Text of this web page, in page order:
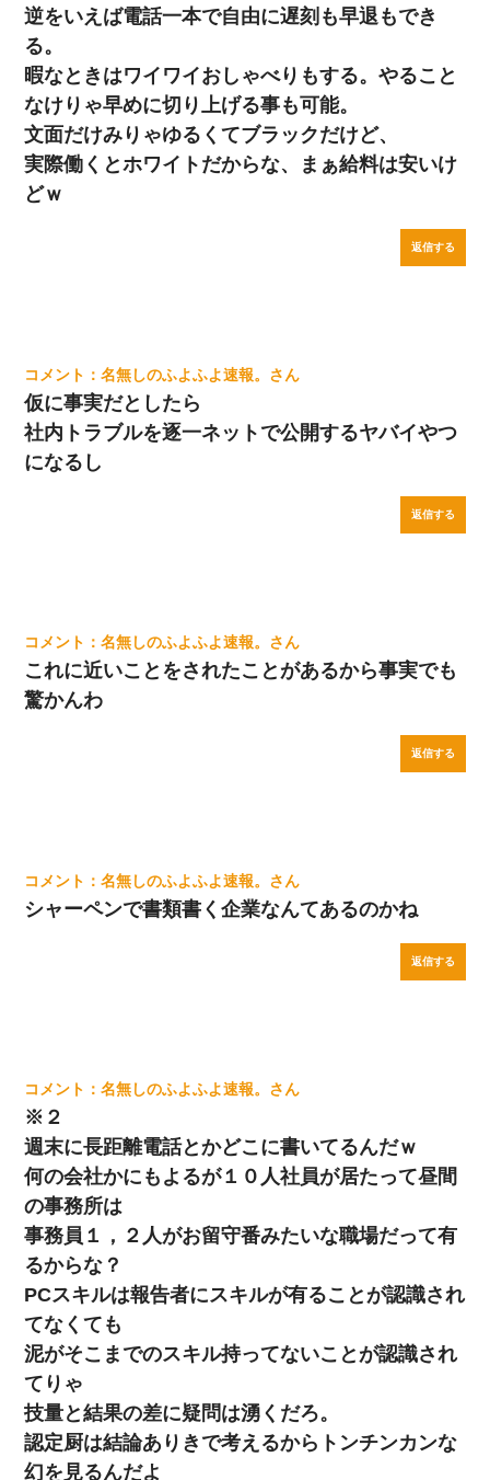
逆をいえば電話一本で自由に遅刻も早退もでき
る。
暇なときはワイワイおしゃべりもする。やること
なけりゃ早めに切り上げる事も可能。
文面だけみりゃゆるくてブラックだけど、
実際働くとホワイトだからな、まぁ給料は安いけ
どｗ
返信する
名無しのふよふよ速報。
仮に事実だとしたら
社内トラブルを逐一ネットで公開するヤバイやつ
になるし
返信する
名無しのふよふよ速報。
これに近いことをされたことがあるから事実でも
驚かんわ
返信する
名無しのふよふよ速報。
シャーペンで書類書く企業なんてあるのかね
返信する
名無しのふよふよ速報。
※２
週末に長距離電話とかどこに書いてるんだｗ
何の会社かにもよるが１０人社員が居たって昼間
の事務所は
事務員１，２人がお留守番みたいな職場だって有
るからな？
PCスキルは報告者にスキルが有ることが認識され
てなくても
泥がそこまでのスキル持ってないことが認識され
てりゃ
技量と結果の差に疑問は湧くだろ。
認定厨は結論ありきで考えるからトンチンカンな
幻を見るんだよ